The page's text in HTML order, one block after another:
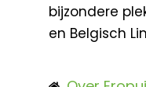
bijzondere
en Belgisch